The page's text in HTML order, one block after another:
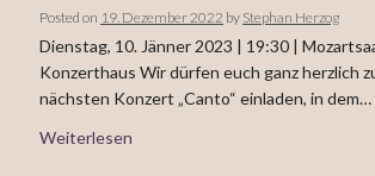
Posted on 19. Dezember 2022 by Stephan Herzog
Dienstag, 10. Jänner 2023 | 19:30 |
Konzerthaus Wir dürfen euch ganz herzlich
nächsten Konzert „Canto“ einladen, in dem…
Weiterlesen